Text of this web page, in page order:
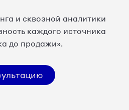
и сквозной аналитики
каждого источника
до продажи».